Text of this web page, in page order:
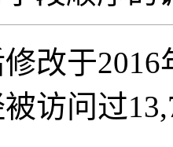
改于2016
访问过